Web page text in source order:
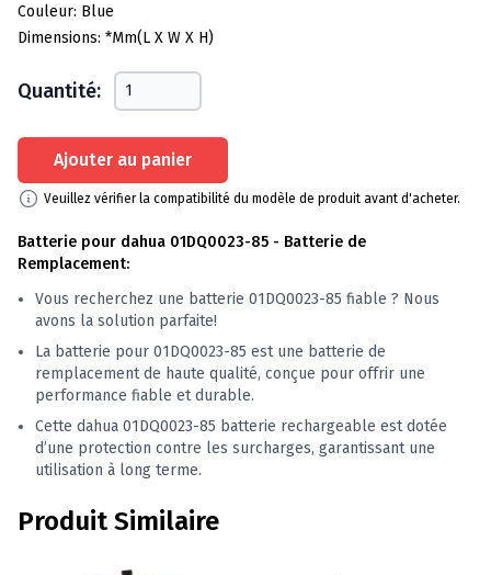
Couleur: Blue
Dimensions: *mm(L X W X H)
Quantité:
Ajouter au panier
Veuillez vérifier la compatibilité du modèle de produit avant d'acheter.
Batterie pour dahua 01DQ0023-85 - Batterie de
Remplacement:
Vous recherchez une batterie 01DQ0023-85 fiable ? Nous
avons la solution parfaite!
La batterie pour 01DQ0023-85 est une batterie de
remplacement de haute qualité, conçue pour offrir une
performance fiable et durable.
Cette dahua 01DQ0023-85 batterie rechargeable est dotée
d’une protection contre les surcharges, garantissant une
utilisation à long terme.
Produit Similaire